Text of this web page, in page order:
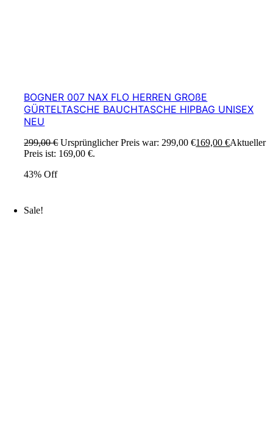
BOGNER 007 NAX FLO HERREN GROßE
GÜRTELTASCHE BAUCHTASCHE HIPBAG UNISEX
NEU
299,00€ Ursprünglicher Preis war: 299,00 €169,00€Aktueller
Preis ist: 169,00 €.
43% Off
Sale!